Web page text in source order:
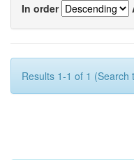
In order
Results 1-1 of 1 (Search